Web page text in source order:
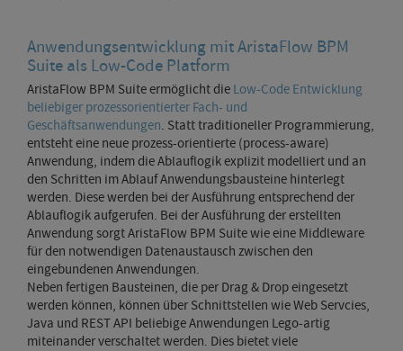
Anwendungsentwicklung mit AristaFlow BPM
Suite als Low-Code Platform
AristaFlow BPM Suite ermöglicht die Low-Code Entwicklung
beliebiger prozessorientierter Fach- und
Geschäftsanwendungen. Statt traditioneller Programmierung,
entsteht eine neue prozess-orientierte (process-aware)
Anwendung, indem die Ablauflogik explizit modelliert und an
den Schritten im Ablauf Anwendungsbausteine hinterlegt
werden. Diese werden bei der Ausführung entsprechend der
Ablauflogik aufgerufen. Bei der Ausführung der erstellten
Anwendung sorgt AristaFlow BPM Suite wie eine Middleware
für den notwendigen Datenaustausch zwischen den
eingebundenen Anwendungen.
Neben fertigen Bausteinen, die per Drag & Drop eingesetzt
werden können, können über Schnittstellen wie Web Servcies,
Java und REST API beliebige Anwendungen Lego-artig
miteinander verschaltet werden. Dies bietet viele